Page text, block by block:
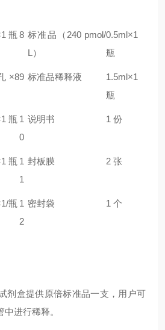
瓶 8 标准品（240 pmol/
L）
0.5ml×1
瓶
×89 标准品稀释液
1.5ml×1
瓶
瓶 1
0
说明书 1 份
瓶 1
1
封板膜 2 张
瓶 1
2
密封袋 1 个
剂盒提供原倍标准品一支，用户可
进行稀释。